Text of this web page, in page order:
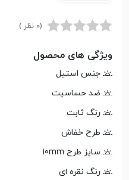
(0 نظر )
ویژگی های محصول
جنس استیل
ضد حساسیت
رنگ ثابت
طرح خفاش
سایز طرح 10mm
رنگ نقره ای